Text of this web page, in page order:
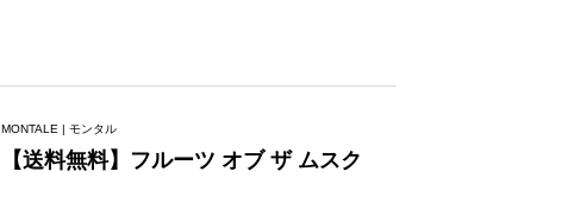
MONTALE | モンタル
【送料無料】フルーツ オブ ザ ムスク